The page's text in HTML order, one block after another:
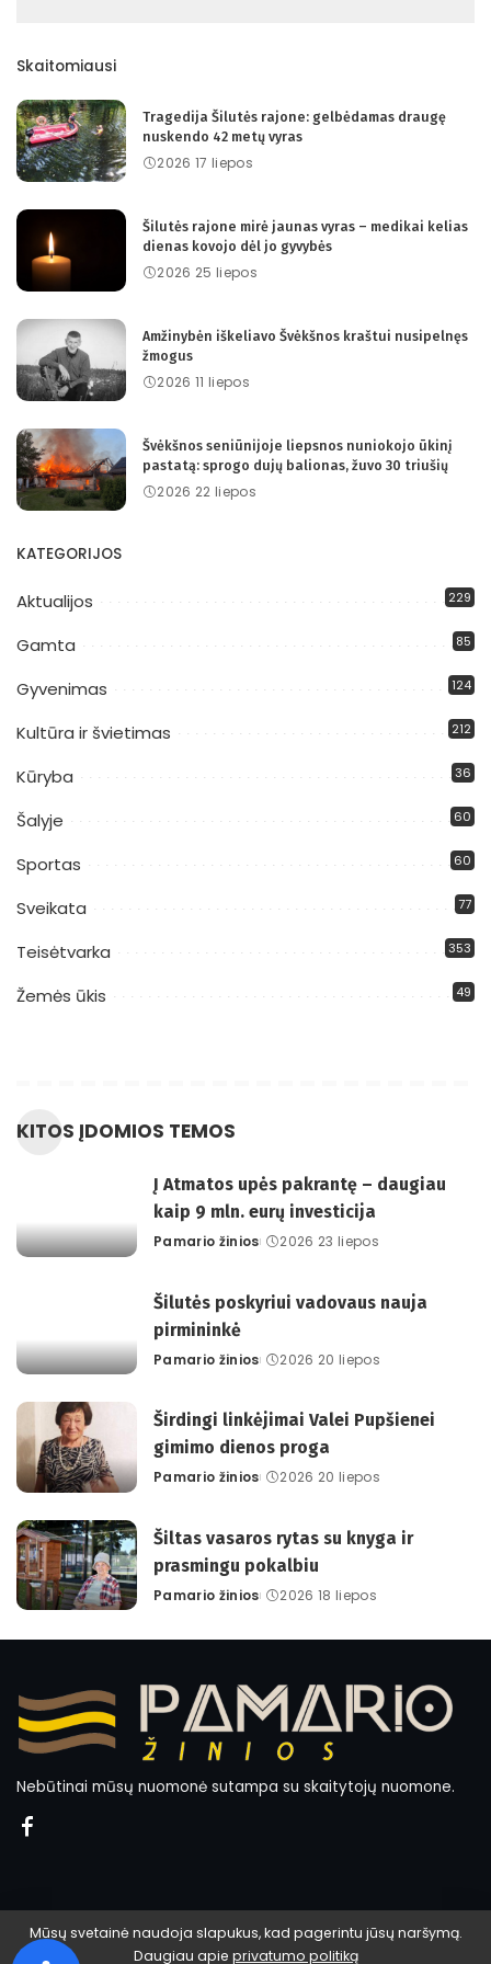
Skaitomiausi
Tragedija Šilutės rajone: gelbėdamas draugę
nuskendo 42 metų vyras
2026 17 liepos
Šilutės rajone mirė jaunas vyras – medikai kelias
dienas kovojo dėl jo gyvybės
2026 25 liepos
Amžinybėn iškeliavo Švėkšnos kraštui nusipelnęs
žmogus
2026 11 liepos
Švėkšnos seniūnijoje liepsnos nuniokojo ūkinį
pastatą: sprogo dujų balionas, žuvo 30 triušių
2026 22 liepos
KATEGORIJOS
Aktualijos 229
Gamta 85
Gyvenimas 124
Kultūra ir švietimas 212
Kūryba 36
Šalyje 60
Sportas 60
Sveikata 77
Teisėtvarka 353
Žemės ūkis 49
KITOS ĮDOMIOS TEMOS
Į Atmatos upės pakrantę – daugiau
kaip 9 mln. eurų investicija
Posted
Pamario žinios 2026 23 liepos
Šilutės poskyriui vadovaus nauja
pirmininkė
Posted
Pamario žinios 2026 20 liepos
Širdingi linkėjimai Valei Pupšienei
gimimo dienos proga
Posted
Pamario žinios 2026 20 liepos
Šiltas vasaros rytas su knyga ir
prasmingu pokalbiu
Posted
Pamario žinios 2026 18 liepos
Nebūtinai mūsų nuomonė sutampa su skaitytojų nuomone.
Mūsų svetainė naudoja slapukus, kad pagerintu jūsų naršymą.
Daugiau apie privatumo politiką